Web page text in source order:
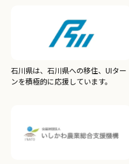
石川県は、石川県への移住、UIター
ンを積極的に応援しています。